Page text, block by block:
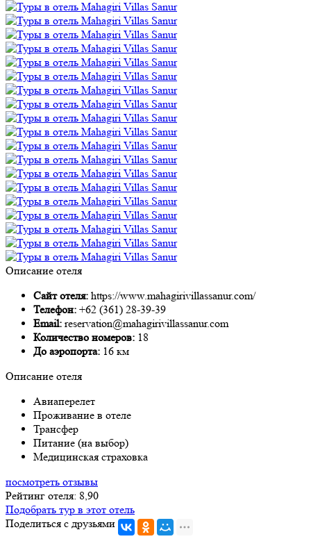
Описание отеля
Сайт отеля: https://www.mahagirivillassanur.com/
Телефон: +62 (361) 28-39-39
Email: reservation@mahagirivillassanur.com
Количество номеров: 18
До аэропорта: 16 км
Описание отеля
Авиаперелет
Проживание в отеле
Трансфер
Питание (на выбор)
Медицинская страховка
посмотреть отзывы
Рейтинг отеля: 8,90
Подобрать тур в этот отель
Поделиться с друзьями